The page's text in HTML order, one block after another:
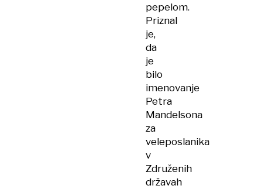
pepelom.
Priznal
je,
da
je
bilo
imenovanje
Petra
Mandelsona
za
veleposlanika
v
Združenih
državah